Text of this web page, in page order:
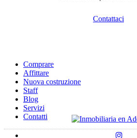
Contattaci
Comprare
Affittare
Nuova costruzione
Staff
Blog
Servizi
Contatti